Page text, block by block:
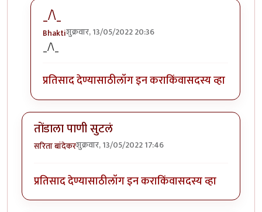
_/\_
Bhaktiशुक्रवार, 13/05/2022 20:36
In reply to
_/\_
प्रतिसाद देण्यासाठीलॉग इन कराकिंवासदस्य व्हा
तोंडाला पाणी सुटलं
सरिता बांदेकरशुक्रवार, 13/05/2022 17:46
प्रतिसाद देण्यासाठीलॉग इन कराकिंवासदस्य व्हा